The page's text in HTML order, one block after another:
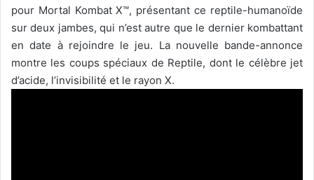
pour Mortal Kombat X™, présentant ce reptile-humanoïde
sur deux jambes, qui n’est autre que le dernier kombattant
en date à rejoindre le jeu. La nouvelle bande-annonce
montre les coups spéciaux de Reptile, dont le célèbre jet
d’acide, l’invisibilité et le rayon X.